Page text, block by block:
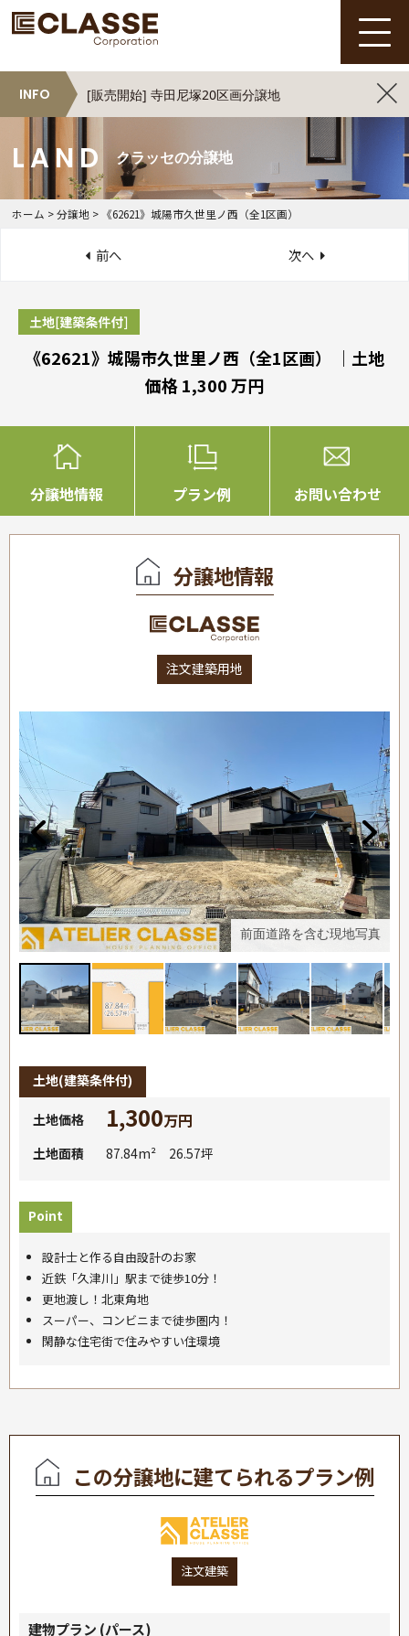
INFO [販売開始] 寺田尼塚20区画分譲地
クラッセの分譲地
ホーム >分譲地 > 《62621》城陽市久世里ノ西（全1区画）
前へ 次へ
《62621》城陽市久世里ノ西（全1区画） ｜土地
価格 1,300 万円
分譲地情報 プラン例 お問い合わせ
分譲地情報
注文建築用地
前面道路を含む現地写真
土地(建築条件付)
土地価格 1,300万円
土地面積 87.84m² 26.57坪
Point
設計士と作る自由設計のお家
近鉄「久津川」駅まで徒歩10分！
更地渡し！北東角地
スーパー、コンビニまで徒歩圏内！
閑静な住宅街で住みやすい住環境
この分譲地に建てられるプラン例
注文建築
建物プラン (パース)